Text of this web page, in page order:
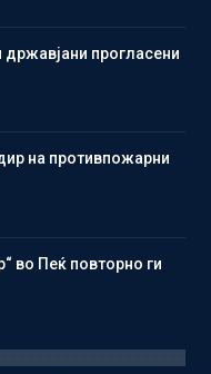
прогласени
на противпожарни
во Пеќ повторно ги